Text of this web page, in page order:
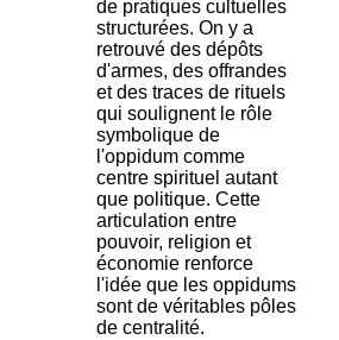
de pratiques cultuelles
structurées. On y a
retrouvé des dépôts
d'armes, des offrandes
et des traces de rituels
qui soulignent le rôle
symbolique de
l'oppidum comme
centre spirituel autant
que politique. Cette
articulation entre
pouvoir, religion et
économie renforce
l'idée que les oppidums
sont de véritables pôles
de centralité.